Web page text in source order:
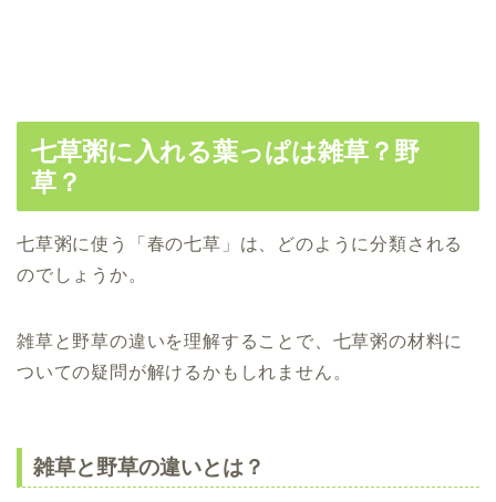
七草粥に入れる葉っぱは雑草？野
草？
七草粥に使う「春の七草」は、どのように分類される
のでしょうか。
雑草と野草の違いを理解することで、七草粥の材料に
ついての疑問が解けるかもしれません。
雑草と野草の違いとは？